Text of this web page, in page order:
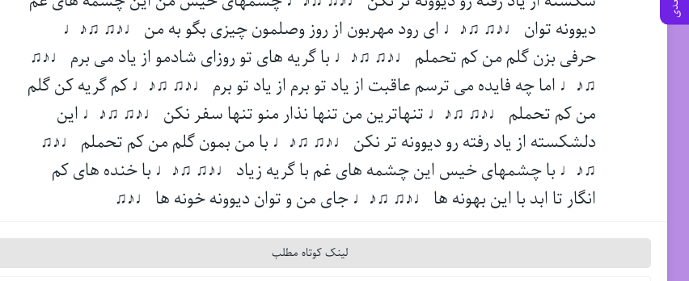
دیوونه توان ♩♪♫ ♫♪♩ ای رود مهربون از روز وصلمون چیزی بگو به من ♩♪♫ ♫♪♩
حرفی بزن گلم من کم تحملم ♩♪♫ ♫♪♩ با گریه های تو روزای شادمو از یاد می برم ♩♪♫
♫♪♩ اما چه فایده می ترسم عاقبت از یاد تو برم از یاد تو برم ♩♪♫ ♫♪♩ کم گریه کن گلم
من کم تحملم ♩♪♫ ♫♪♩ تنهاترین من تنها نذار منو تنها سفر نکن ♩♪♫ ♫♪♩ این
دلشکسته از یاد رفته رو دیوونه تر نکن ♩♪♫ ♫♪♩ با من بمون گلم من کم تحملم ♩♪♫
♫♪♩ با چشمهای خیس این چشمه های غم با گریه زیاد ♩♪♫ ♫♪♩ با خنده های کم
انگار تا ابد با این بهونه ها ♩♪♫ ♫♪♩ جای من و توان دیوونه خونه ها ♩♪♫
لینک کوتاه مطلب